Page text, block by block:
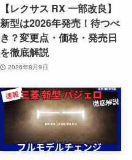
【レクサス RX 一部改良】
新型は2026年発売！待つべ
き？変更点・価格・発売日
を徹底解説
2026年8月9日